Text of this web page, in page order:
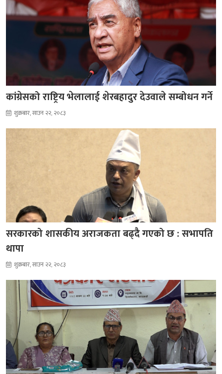
कांग्रेसको राष्ट्रिय भेलालाई शेरबहादुर देउवाले सम्बोधन गर्ने
शुक्रबार, साउन २२, २०८३
सरकारको शासकीय अराजकता बढ्दै गएको छ : सभापति
थापा
शुक्रबार, साउन २२, २०८३